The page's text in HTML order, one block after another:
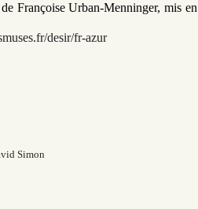
Françoise Urban-Menninger, mis en
desir/fr-azur
Simon